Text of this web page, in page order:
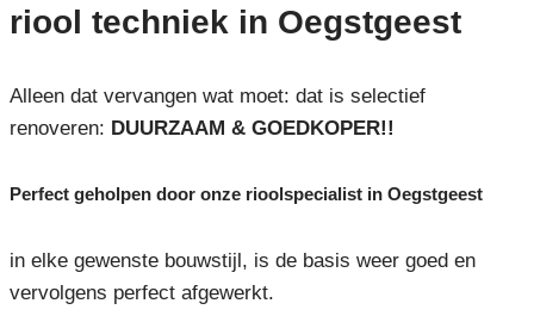
riool techniek in Oegstgeest
Alleen dat vervangen wat moet: dat is selectief
renoveren: DUURZAAM & GOEDKOPER!!
Perfect geholpen door onze rioolspecialist in Oegstgeest
in elke gewenste bouwstijl, is de basis weer goed en
vervolgens perfect afgewerkt.